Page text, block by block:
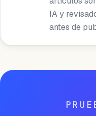
IA y
antes de